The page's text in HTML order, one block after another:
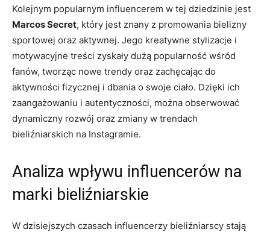
Kolejnym ​popularnym⁣ influencerem‌ w​ tej dziedzinie ⁣jest
Marcos⁢ Secret, który​ jest znany z promowania bielizny
sportowej oraz aktywnej. Jego ⁤kreatywne ⁣stylizacje⁤ i
motywacyjne treści zyskały dużą popularność wśród
fanów, tworząc nowe trendy oraz zachęcając do
aktywności fizycznej ⁣i dbania‌ o swoje ciało. ⁣Dzięki ich
zaangażowaniu i autentyczności, można obserwować
dynamiczny rozwój oraz zmiany w trendach
⁤bieliźniarskich na Instagramie.
Analiza‍ wpływu influencerów na
marki bieliźniarskie
W dzisiejszych czasach influencerzy bieliźniarscy stają